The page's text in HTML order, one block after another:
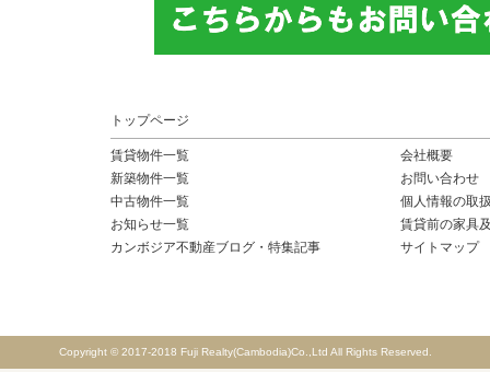
トップページ
賃貸物件一覧
新築物件一覧
中古物件一覧
お知らせ一覧
カンボジア不動産ブログ・特集記事
会社概要
お問い合わせ
個人情報の取
賃貸前の家具
サイトマップ
Copyright © 2017-2018 Fuji Realty(Cambodia)Co.,Ltd All Rights Reserved.